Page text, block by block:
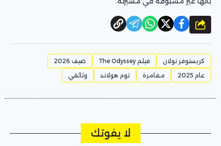
شارك
كريستوفر نولان فيلم The Odyssey
صيف 2026
عام 2025
مغامرة توم هولاند وثائقي
لا يفوتك